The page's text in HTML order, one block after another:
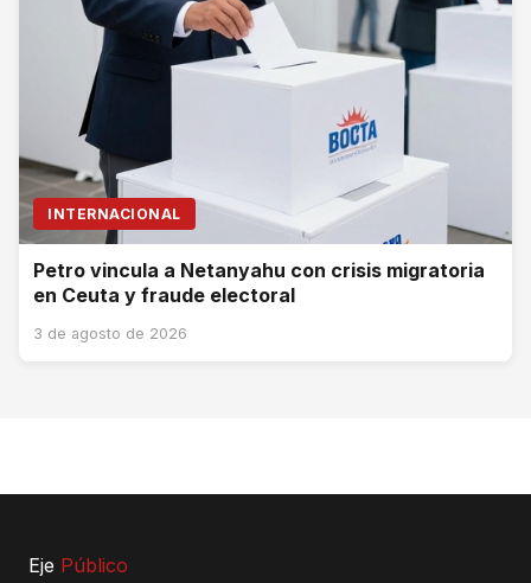
INTERNACIONAL
Petro vincula a Netanyahu con crisis migratoria
en Ceuta y fraude electoral
3 de agosto de 2026
Eje Público